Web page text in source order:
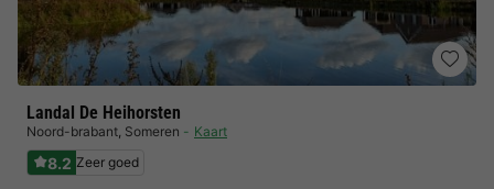
Landal De Heihorsten
Noord-brabant, Someren Kaart
8.2 Zeer goed